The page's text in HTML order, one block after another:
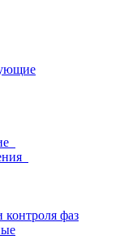
контроля фаз